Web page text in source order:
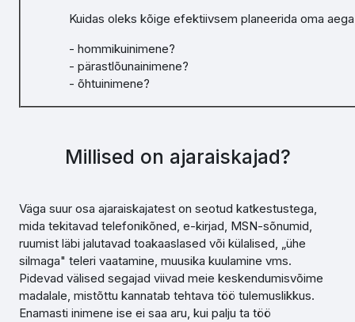
Kuidas oleks kõige efektiivsem planeerida oma
- hommikuinimene?
- pärastlõunainimene?
- õhtuinimene?
Millised on ajaraiskajad?
Väga suur osa ajaraiskajatest on seotud katkestustega,
mida tekitavad telefonikõned, e-kirjad, MSN-sõnumid,
ruumist läbi jalutavad toakaaslased või külalised, „ühe
silmaga" teleri vaatamine, muusika kuulamine vms.
Pidevad välised segajad viivad meie keskendumisvõime
madalale, mistõttu kannatab tehtava töö tulemuslikkus.
Enamasti inimene ise ei saa aru, kui palju ta töö